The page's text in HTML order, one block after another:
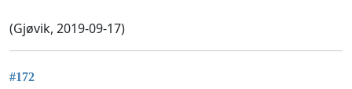
(Gjøvik, 2019-09-17)
#172